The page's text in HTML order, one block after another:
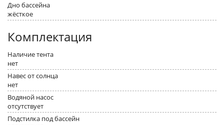
Дно бассейна
жёсткое
Комплектация
Наличие тента
нет
Навес от солнца
нет
Водяной насос
отсутствует
Подстилка под бассейн